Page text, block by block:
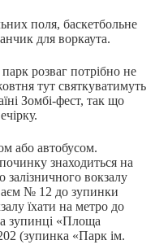
поля, баскетбольне
для воркаута.
парк розваг потрібно не
тут святкуватимуть
Зомбі-фест, так що
або автобусом.
знаходиться на
вокзалу
№ 12 до зупинки
їхати на метро до
зупинці «Площа
(зупинка «Парк ім.